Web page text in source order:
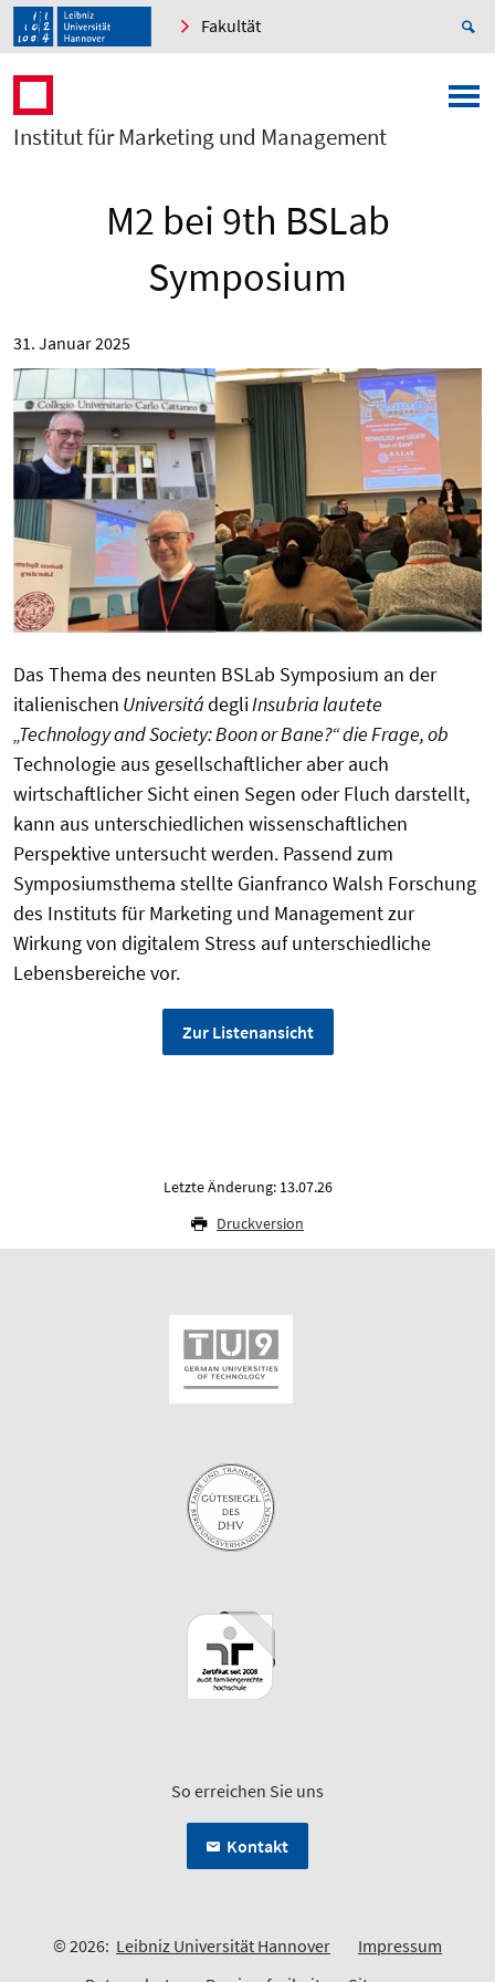
Fakultät
Institut für Marketing und Management
M2 bei 9th BSLab
Symposium
31. Januar 2025
Das Thema des neunten BSLab Symposium an der
italienischen UniversitádegliInsubria lautete
„Technology and Society:Boon or Bane?“ die Frage, ob
Technologie aus gesellschaftlicher aber auch
wirtschaftlicher Sicht einen Segen oder Fluch darstellt,
kann aus unterschiedlichen wissenschaftlichen
Perspektive untersucht werden. Passend zum
Symposiumsthema stellte Gianfranco Walsh Forschung
des Instituts für Marketing und Management zur
Wirkung von digitalem Stress auf unterschiedliche
Lebensbereiche vor.
Zur Listenansicht
Letzte Änderung: 13.07.26
Druckversion
So erreichen Sie uns
Kontakt
© 2026: Leibniz Universität Hannover
Impressum